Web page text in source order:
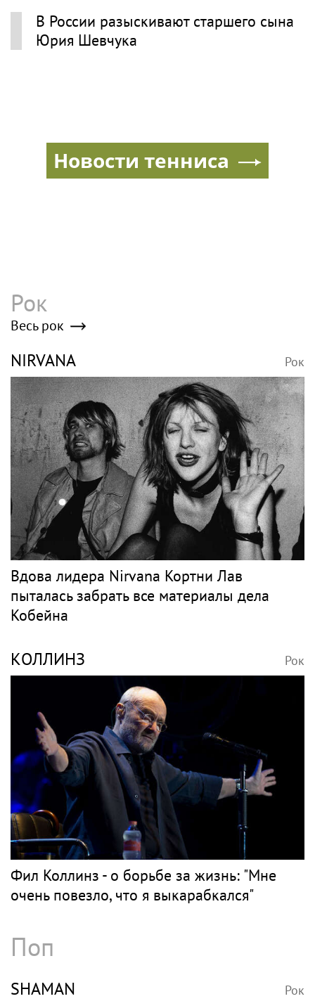
В России разыскивают старшего сына
Юрия Шевчука
Новости тенниса
Рок
Весь рок
NIRVANA Рок
Вдова лидера Nirvana Кортни Лав
пыталась забрать все материалы дела
Кобейна
КОЛЛИНЗ Рок
Фил Коллинз - о борьбе за жизнь: "Мне
очень повезло, что я выкарабкался"
Поп
SHAMAN Рок